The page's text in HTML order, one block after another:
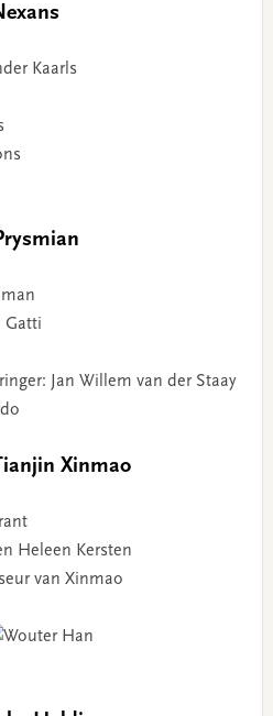
Kaarls
Gatti
Jan Willem van der Staay
Xinmao
Heleen Kersten
van Xinmao